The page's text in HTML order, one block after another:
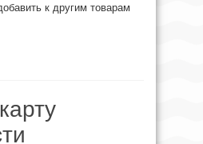
к другим товарам